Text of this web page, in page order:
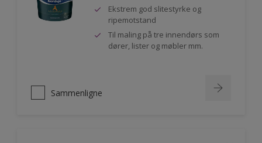
Ekstrem god slitestyrke og
ripemotstand
Til maling på tre innendørs som
dører, lister og møbler mm.
Sammenligne